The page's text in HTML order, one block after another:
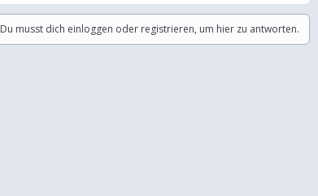
Du musst dich einloggen oder registrieren, um hier zu antworten.